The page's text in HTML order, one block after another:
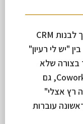
הנקודה היא לא שכל בעל עסק צריך לבנות CRM
"יש לי רעיון"
בצורה שלא
הייתה קיימת אף פעם. ועכשיו, עם Cowork, גם
רץ אצלי"
עוברות